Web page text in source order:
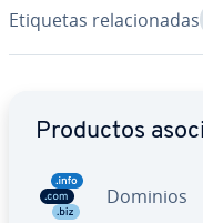
Etiquetas re­la­cio­na­das
Productos
Dominios